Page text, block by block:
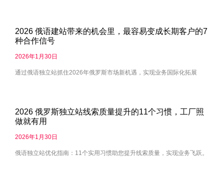
2026 俄语建站带来的机会里，最容易变成长期客户的7
种合作信号
2026年1月30日
通过俄语独立站抓住2026年俄罗斯市场新机遇，实现业务国际化拓展
2026 俄罗斯独立站线索质量提升的11个习惯，工厂照
做就有用
2026年1月30日
俄语独立站优化指南：11个实用习惯助您提升线索质量，实现业务飞跃。